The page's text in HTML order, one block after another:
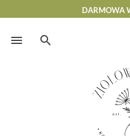
Skip
DARMOWA